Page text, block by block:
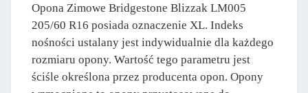
Opona Zimowe Bridgestone Blizzak LM005
205/60 R16 posiada oznaczenie XL. Indeks
nośności ustalany jest indywidualnie dla każdego
rozmiaru opony. Wartość tego parametru jest
ściśle określona przez producenta opon. Opony